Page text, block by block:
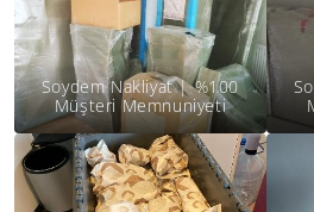
Soydem Nakliyat | %100
Müşteri Memnuniyeti